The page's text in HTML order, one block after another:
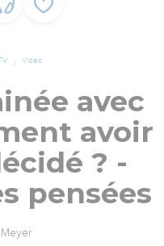
Vidéo
avec
avoir
? -
pensées